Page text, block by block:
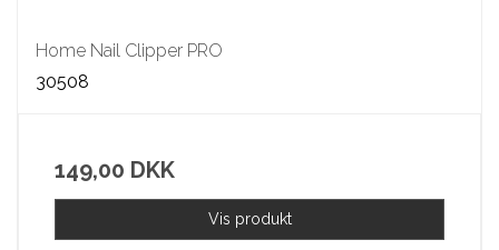
Home Nail Clipper PRO
30508
149,00 DKK
Vis produkt